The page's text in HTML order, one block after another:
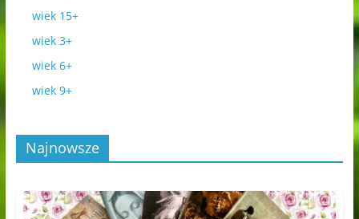
wiek 15+
wiek 3+
wiek 6+
wiek 9+
Najnowsze